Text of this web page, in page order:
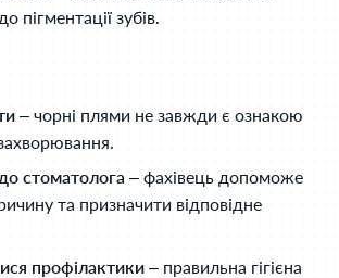
пігментації зубів.
– чорні плями не завжди є ознакою
стоматолога – фахівець допоможе
та призначити відповідне
профілактики – правильна гігієна